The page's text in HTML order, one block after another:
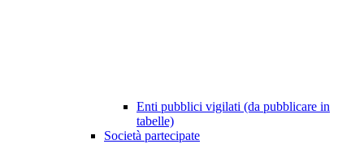
Enti pubblici vigilati (da pubblicare in
tabelle)
Società partecipate